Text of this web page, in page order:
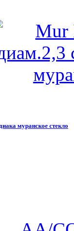
муранское стекло